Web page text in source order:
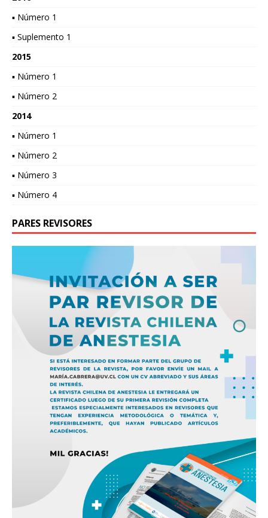
▪ Número 1
▪ Suplemento 1
2015
▪ Número 1
▪ Número 2
2014
▪ Número 1
▪ Número 2
▪ Número 3
▪ Número 4
PARES REVISORES